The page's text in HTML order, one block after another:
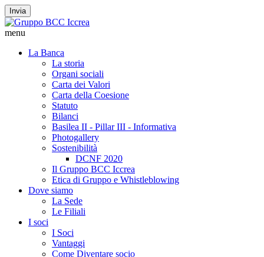
Invia
menu
La Banca
La storia
Organi sociali
Carta dei Valori
Carta della Coesione
Statuto
Bilanci
Basilea II - Pillar III - Informativa
Photogallery
Sostenibilità
DCNF 2020
Il Gruppo BCC Iccrea
Etica di Gruppo e Whistleblowing
Dove siamo
La Sede
Le Filiali
I soci
I Soci
Vantaggi
Come Diventare socio